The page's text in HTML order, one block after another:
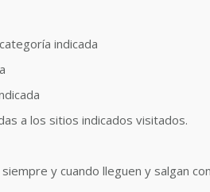
indicada
a los sitios indicados visitados.
y cuando lleguen y salgan